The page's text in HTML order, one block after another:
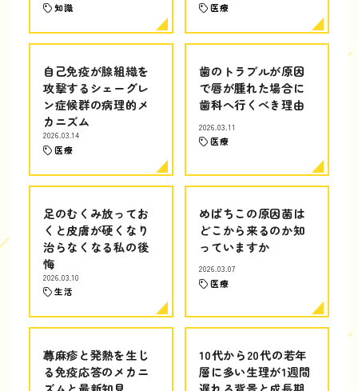
知識 医療
自己免疫が腺組織を
攻撃するシェーグレ
ン症候群の病理的メ
カニズム
2026.03.14
医療
歯のトラブルが原因
で唇が腫れた場合に
歯科へ行くべき理由
2026.03.11
医療
足のむくみ放ってお
くと皮膚が硬くなり
治らなくなる私の後
悔
2026.03.10
生活
めばちこの原因菌は
どこから来るのか知
っていますか
2026.03.07
医療
蕁麻疹と発熱を生じ
る免疫応答のメカニ
10代から20代の若年
層に多い生理が1週間